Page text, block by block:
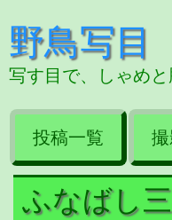
野鳥写目
写す目で、しゃめと
投稿一覧
ふなばし